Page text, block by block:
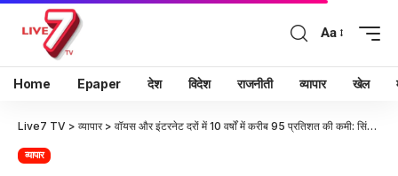
Aa
Home Epaper देश विदेश राजनीती व्यापार खेल
Live7 TV > व्यापार> वॉयस और इंटरनेट दरों में 10 वर्षाें में करीब 95 प्रतिशत की कमी: सिंधिया
व्यापार